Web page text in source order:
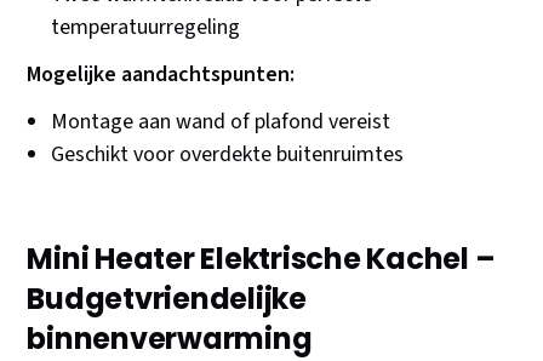
temperatuurregeling
Mogelijke aandachtspunten:
Montage aan wand of plafond vereist
Geschikt voor overdekte buitenruimtes
Mini Heater Elektrische Kachel –
Budgetvriendelijke
binnenverwarming